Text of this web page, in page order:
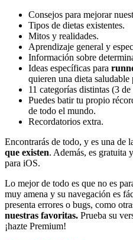
Consejos para mejorar
Tipos de dietas existentes.
Mitos y realidades.
Aprendizaje general y
Información sobre
Ideas específicas para
quieren una dieta saludable
11 categorías distintas (3
Puedes batir tu propio
de todo el mundo.
Recordatorios extra.
Encontrarás de todo, y es una de
que existen. Además, es gratuita
para iOS.
Lo mejor de todo es que no es
muy amena y su navegación es
presenta errores o bugs, como
nuestras favoritas. Prueba su
¡hazte Premium!